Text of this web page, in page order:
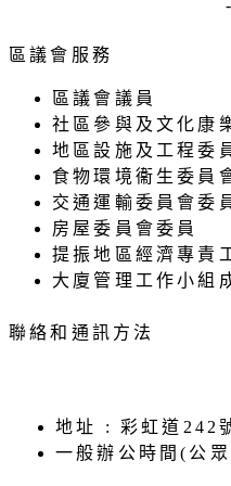
-
區議會服務
區議會議員
社區參與及文化康
地區設施及工程委
食物環境衞生委員
交通運輸委員會委
房屋委員會委員
提振地區經濟專責
大廈管理工作小組
聯絡和通訊方法
地址 : 彩虹道242
一般辦公時間(公